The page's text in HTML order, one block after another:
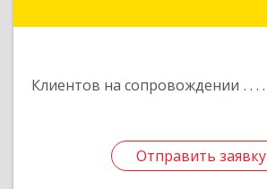
Клиентов на сопровождении
Отправить заявку
Отправить заявку